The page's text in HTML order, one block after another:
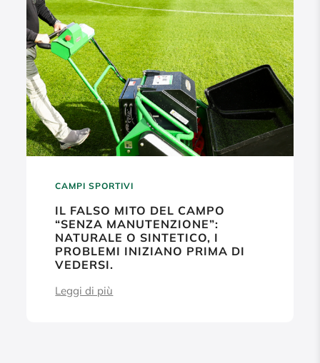
CAMPI SPORTIVI
IL FALSO MITO DEL CAMPO
“SENZA MANUTENZIONE”:
NATURALE O SINTETICO, I
PROBLEMI INIZIANO PRIMA DI
VEDERSI.
Leggi di più